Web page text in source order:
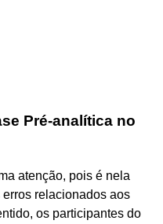
Pré-analítica no
atenção, pois é nela
relacionados aos
os participantes do